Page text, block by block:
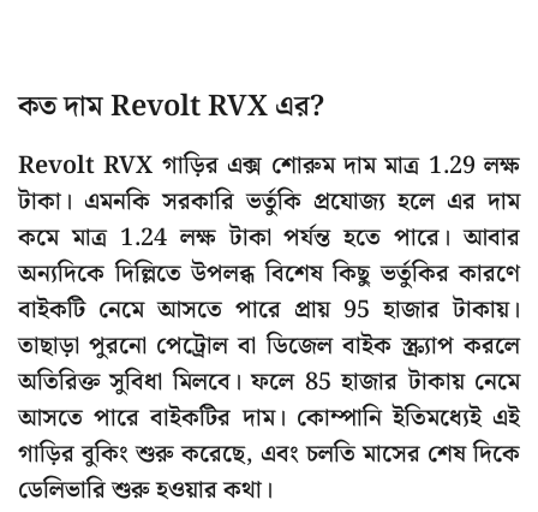
কত দাম Revolt RVX এর?
Revolt RVX গাড়ির এক্স শোরুম দাম মাত্র 1.29 লক্ষ
টাকা। এমনকি সরকারি ভর্তুকি প্রযোজ্য হলে এর দাম
কমে মাত্র 1.24 লক্ষ টাকা পর্যন্ত হতে পারে। আবার
অন্যদিকে দিল্লিতে উপলব্ধ বিশেষ কিছু ভর্তুকির কারণে
বাইকটি নেমে আসতে পারে প্রায় 95 হাজার টাকায়।
তাছাড়া পুরনো পেট্রোল বা ডিজেল বাইক স্ক্র্যাপ করলে
অতিরিক্ত সুবিধা মিলবে। ফলে 85 হাজার টাকায় নেমে
আসতে পারে বাইকটির দাম। কোম্পানি ইতিমধ্যেই এই
গাড়ির বুকিং শুরু করেছে, এবং চলতি মাসের শেষ দিকে
ডেলিভারি শুরু হওয়ার কথা।